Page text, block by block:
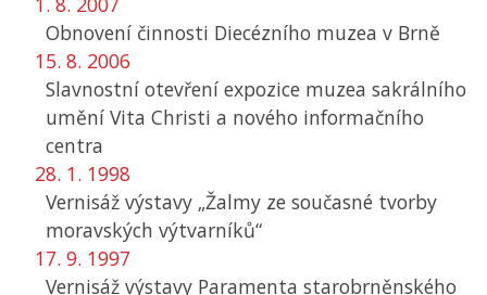
Obnovení činnosti Diecézního muzea v Brně
15. 8. 2006
Slavnostní otevření expozice muzea sakrálního
umění Vita Christi a nového informačního
centra
28. 1. 1998
Vernisáž výstavy „Žalmy ze současné tvorby
moravských výtvarníků“
17. 9. 1997
Vernisáž výstavy Paramenta starobrněnského